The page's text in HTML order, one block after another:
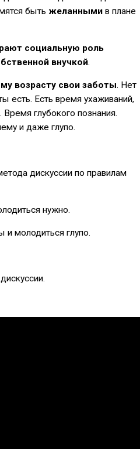
быть желанными в плане
социальную роль
внучкой.
возрасту свои заботы. Нет
есть. Есть время ухаживаний,
глубокого познания.
и даже глупо.
дискуссии по правилам
нужно.
и молодиться глупо.